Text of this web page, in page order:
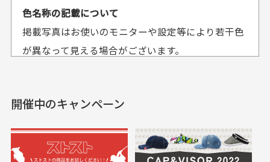
セールかつポイント
も使えて、お得に購
入出来ました
セールかつポイントも使
満足です。
おります
欲しかったスカートが購
平日午前9時までのご注文で最短当日発送させて頂いて
せて頂いております。
送料はいくらかかりますか？
何点ご購入頂いた場合も全国一律で800円とさせて頂
いております。(1配送先につき)
色名称の記載について
掲載写真はお使いのモニターや設定等により若干色
が異なって見える場合がございます。
実寸サイズについて
一点一点手作業で計測しておりますので、若干の誤
差が生じる場合がございます。
開催中のキャンペーン